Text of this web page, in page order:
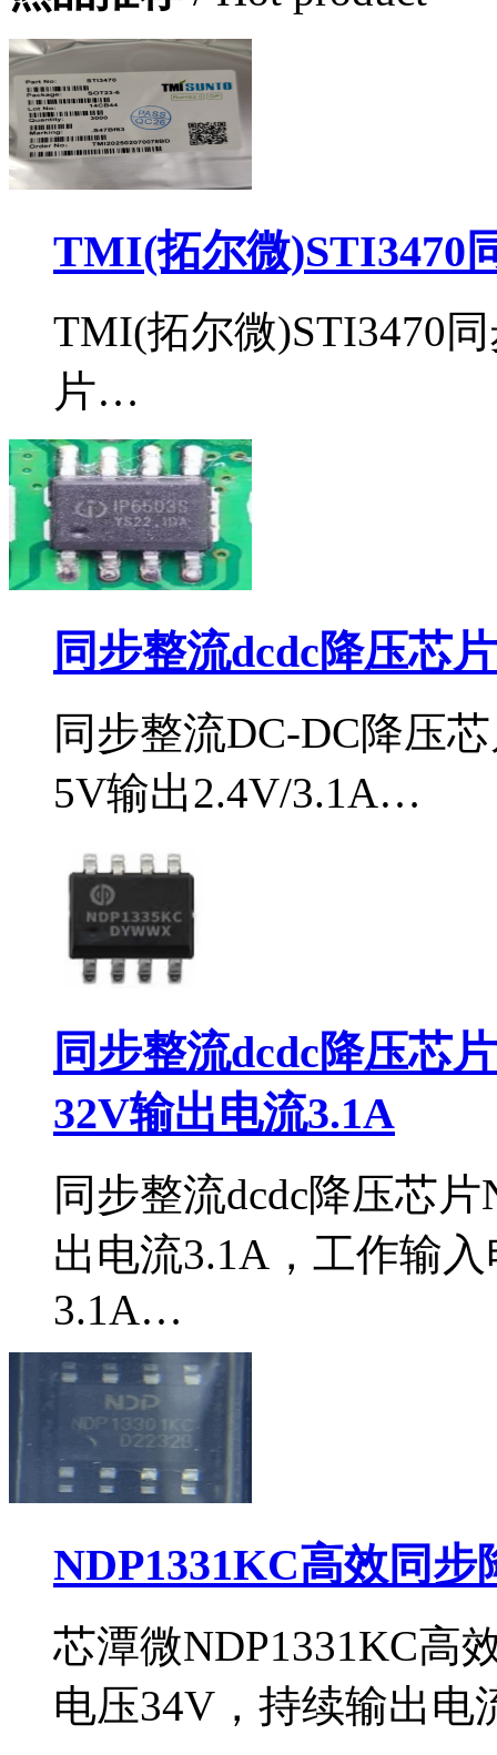
TMI(拓尔微)STI3470
TMI(拓尔微)STI3470
片…
同步整流dcdc降压芯
同步整流DC-DC降压
5V输出2.4V/3.1A…
同步整流dcdc降压芯
32V输出电流3.1A
同步整流dcdc降压芯
出电流3.1A，工作输
3.1A…
NDP1331KC高效同
芯潭微NDP1331KC高
电压34V，持续输出